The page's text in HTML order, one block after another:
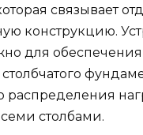
связывает
конструкцию.
для
распределения
столбами.